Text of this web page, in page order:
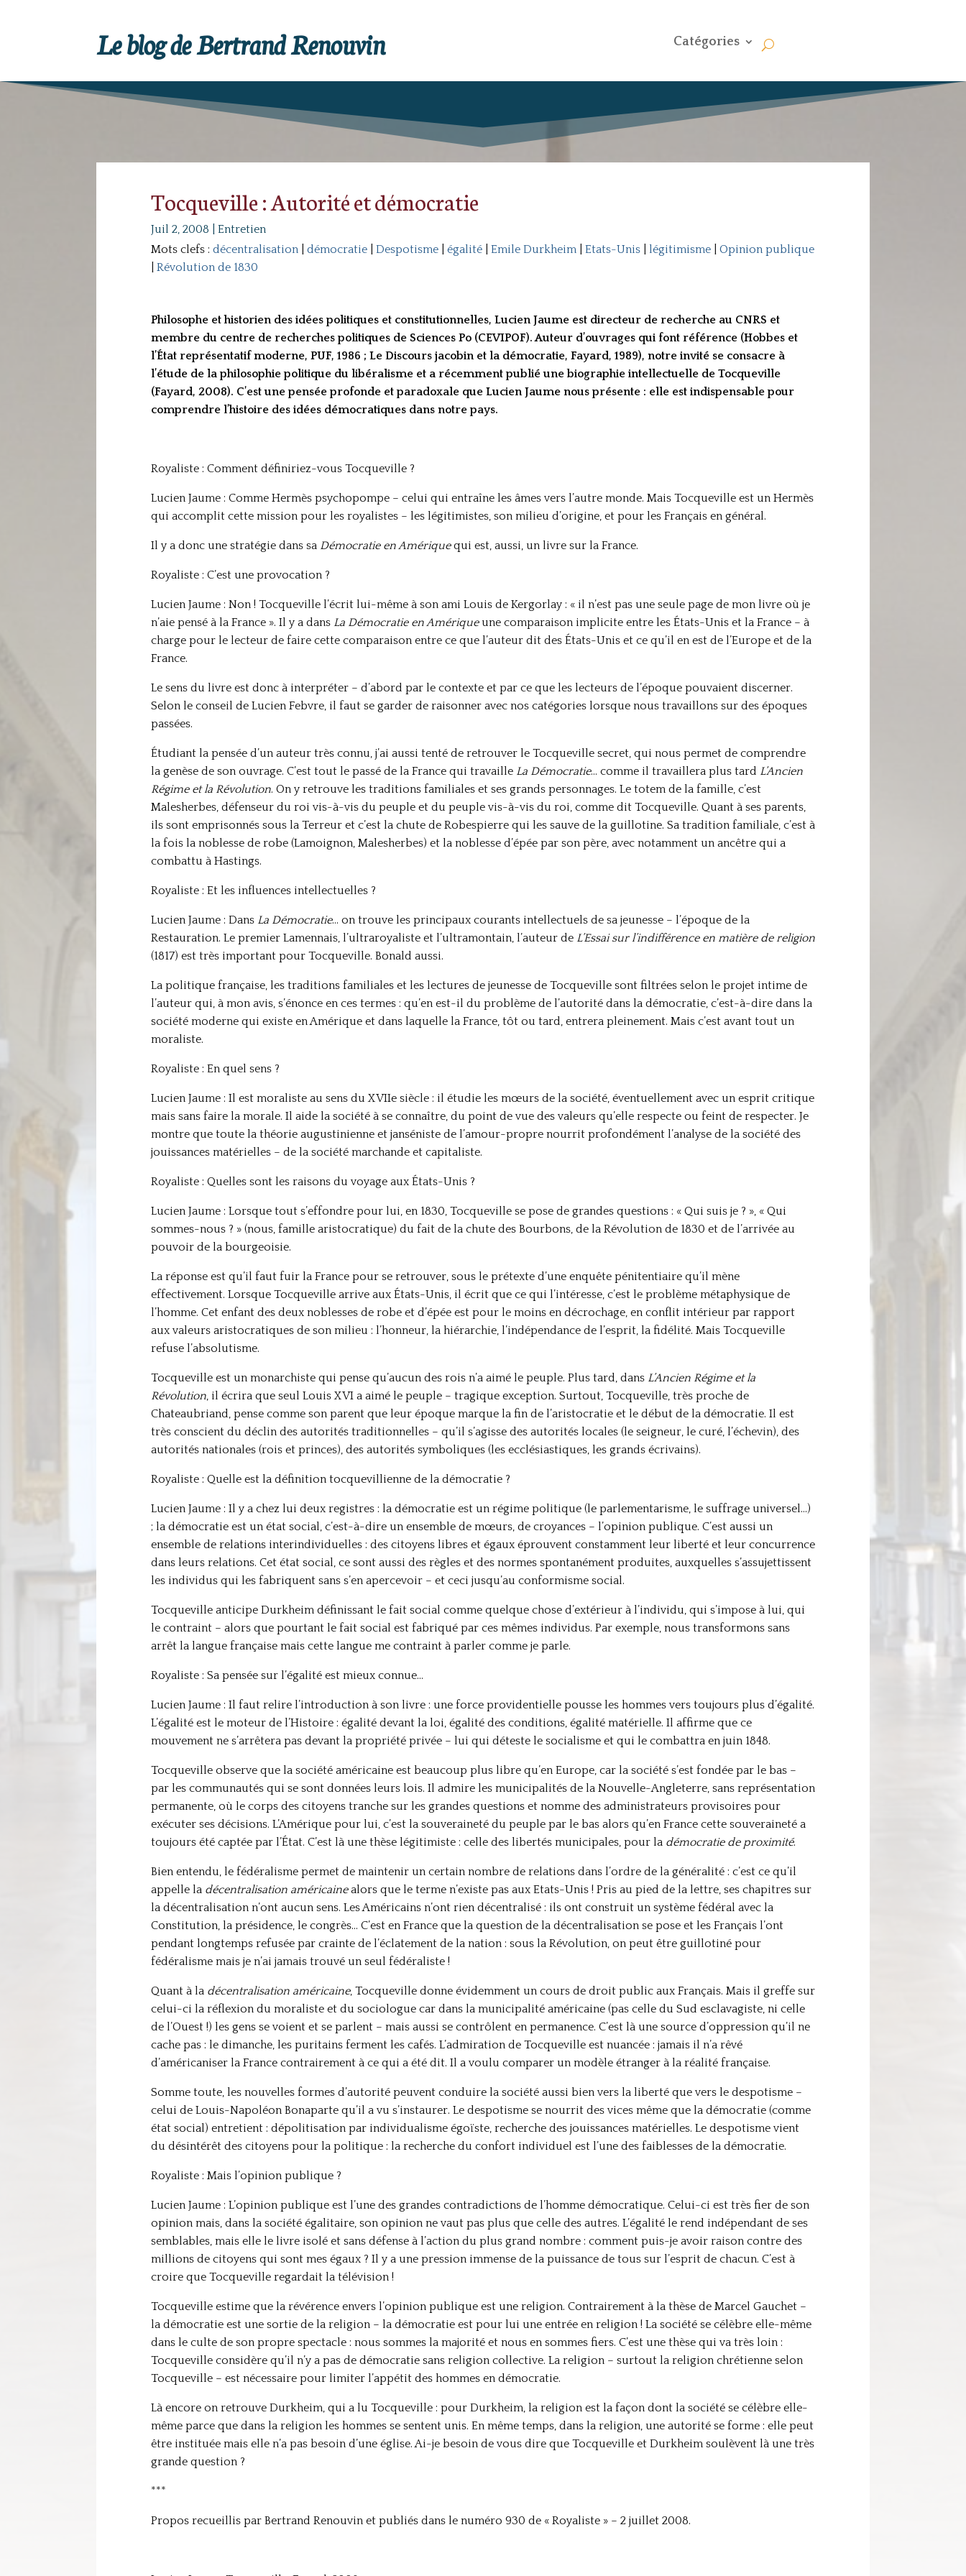
Le blog de Bertrand Renouvin Catégories
Tocqueville : Autorité et démocratie
Juil 2, 2008
Entretien
Mots clefs : décentralisation| démocratie| Despotisme| égalité| Emile Durkheim| Etats-Unis| légitimisme| Opinion publique
Révolution de 1830
Philosophe et historien des idées politiques et constitutionnelles, Lucien Jaume est directeur de recherche au CNRS et
membre du centre de recherches politiques de Sciences Po (CEVIPOF). Auteur d’ouvrages qui font référence (Hobbes et
l’État représentatif moderne, PUF, 1986 ; Le Discours jacobin et la démocratie, Fayard, 1989), notre invité se consacre à
l’étude de la philosophie politique du libéralisme et a récemment publié une biographie intellectuelle de Tocqueville
(Fayard, 2008). C’est une pensée profonde et paradoxale que Lucien Jaume nous présente : elle est indispensable pour
comprendre l’histoire des idées démocratiques dans notre pays.
Royaliste : Comment définiriez-vous Tocqueville ?
Lucien Jaume : Comme Hermès psychopompe – celui qui entraîne les âmes vers l’autre monde. Mais Tocqueville est un Hermès
qui accomplit cette mission pour les royalistes – les légitimistes, son milieu d’origine, et pour les Français en général.
Il y a donc une stratégie dans sa Démocratie en Amériquequi est, aussi, un livre sur la France.
Royaliste : C’est une provocation ?
Lucien Jaume : Non ! Tocqueville l’écrit lui-même à son ami Louis de Kergorlay : « il n’est pas une seule page de mon livre où je
n’aie pensé à la France ». Il y a dans La Démocratie en Amériqueune comparaison implicite entre les États-Unis et la France – à
charge pour le lecteur de faire cette comparaison entre ce que l’auteur dit des États-Unis et ce qu’il en est de l’Europe et de la
France.
Le sens du livre est donc à interpréter – d’abord par le contexte et par ce que les lecteurs de l’époque pouvaient discerner.
Selon le conseil de Lucien Febvre, il faut se garder de raisonner avec nos catégories lorsque nous travaillons sur des époques
passées.
Étudiant la pensée d’un auteur très connu, j’ai aussi tenté de retrouver le Tocqueville secret, qui nous permet de comprendre
la genèse de son ouvrage. C’est tout le passé de la France qui travaille La Démocratie… comme il travaillera plus tard L’Ancien
Régime et la Révolution. On y retrouve les traditions familiales et ses grands personnages. Le totem de la famille, c’est
Malesherbes, défenseur du roi vis-à-vis du peuple et du peuple vis-à-vis du roi, comme dit Tocqueville. Quant à ses parents,
ils sont emprisonnés sous la Terreur et c’est la chute de Robespierre qui les sauve de la guillotine. Sa tradition familiale, c’est à
la fois la noblesse de robe (Lamoignon, Malesherbes) et la noblesse d’épée par son père, avec notamment un ancêtre qui a
combattu à Hastings.
Royaliste : Et les influences intellectuelles ?
Lucien Jaume : Dans La Démocratie… on trouve les principaux courants intellectuels de sa jeunesse – l’époque de la
Restauration. Le premier Lamennais, l’ultraroyaliste et l’ultramontain, l’auteur de L’Essai sur l’indifférence en matière de religion
(1817) est très important pour Tocqueville. Bonald aussi.
La politique française, les traditions familiales et les lectures de jeunesse de Tocqueville sont filtrées selon le projet intime de
l’auteur qui, à mon avis, s’énonce en ces termes : qu’en est-il du problème de l’autorité dans la démocratie, c’est-à-dire dans la
société moderne qui existe en Amérique et dans laquelle la France, tôt ou tard, entrera pleinement. Mais c’est avant tout un
moraliste.
Royaliste : En quel sens ?
Lucien Jaume : Il est moraliste au sens du XVIIe siècle : il étudie les mœurs de la société, éventuellement avec un esprit critique
mais sans faire la morale. Il aide la société à se connaître, du point de vue des valeurs qu’elle respecte ou feint de respecter. Je
montre que toute la théorie augustinienne et janséniste de l’amour-propre nourrit profondément l’analyse de la société des
jouissances matérielles – de la société marchande et capitaliste.
Royaliste : Quelles sont les raisons du voyage aux États-Unis ?
Lucien Jaume : Lorsque tout s’effondre pour lui, en 1830, Tocqueville se pose de grandes questions : « Qui suis je ? », « Qui
sommes-nous ? » (nous, famille aristocratique) du fait de la chute des Bourbons, de la Révolution de 1830 et de l’arrivée au
pouvoir de la bourgeoisie.
La réponse est qu’il faut fuir la France pour se retrouver, sous le prétexte d’une enquête pénitentiaire qu’il mène
effectivement. Lorsque Tocqueville arrive aux États-Unis, il écrit que ce qui l’intéresse, c’est le problème métaphysique de
l’homme. Cet enfant des deux noblesses de robe et d’épée est pour le moins en décrochage, en conflit intérieur par rapport
aux valeurs aristocratiques de son milieu : l’honneur, la hiérarchie, l’indépendance de l’esprit, la fidélité. Mais Tocqueville
refuse l’absolutisme.
Tocqueville est un monarchiste qui pense qu’aucun des rois n’a aimé le peuple. Plus tard, dans L’Ancien Régime et la
Révolution, il écrira que seul Louis XVI a aimé le peuple – tragique exception. Surtout, Tocqueville, très proche de
Chateaubriand, pense comme son parent que leur époque marque la fin de l’aristocratie et le début de la démocratie. Il est
très conscient du déclin des autorités traditionnelles – qu’il s’agisse des autorités locales (le seigneur, le curé, l’échevin), des
autorités nationales (rois et princes), des autorités symboliques (les ecclésiastiques, les grands écrivains).
Royaliste : Quelle est la définition tocquevillienne de la démocratie ?
Lucien Jaume : Il y a chez lui deux registres : la démocratie est un régime politique (le parlementarisme, le suffrage universel…)
; la démocratie est un état social, c’est-à-dire un ensemble de mœurs, de croyances – l’opinion publique. C’est aussi un
ensemble de relations interindividuelles : des citoyens libres et égaux éprouvent constamment leur liberté et leur concurrence
dans leurs relations. Cet état social, ce sont aussi des règles et des normes spontanément produites, auxquelles s’assujettissent
les individus qui les fabriquent sans s’en apercevoir – et ceci jusqu’au conformisme social.
Tocqueville anticipe Durkheim définissant le fait social comme quelque chose d’extérieur à l’individu, qui s’impose à lui, qui
le contraint – alors que pourtant le fait social est fabriqué par ces mêmes individus. Par exemple, nous transformons sans
arrêt la langue française mais cette langue me contraint à parler comme je parle.
Royaliste : Sa pensée sur l’égalité est mieux connue…
Lucien Jaume : Il faut relire l’introduction à son livre : une force providentielle pousse les hommes vers toujours plus d’égalité.
L’égalité est le moteur de l’Histoire : égalité devant la loi, égalité des conditions, égalité matérielle. Il affirme que ce
mouvement ne s’arrêtera pas devant la propriété privée – lui qui déteste le socialisme et qui le combattra en juin 1848.
Tocqueville observe que la société américaine est beaucoup plus libre qu’en Europe, car la société s’est fondée par le bas –
par les communautés qui se sont données leurs lois. Il admire les municipalités de la Nouvelle-Angleterre, sans représentation
permanente, où le corps des citoyens tranche sur les grandes questions et nomme des administrateurs provisoires pour
exécuter ses décisions. L’Amérique pour lui, c’est la souveraineté du peuple par le bas alors qu’en France cette souveraineté a
toujours été captée par l’État. C’est là une thèse légitimiste : celle des libertés municipales, pour la démocratie de proximité.
Bien entendu, le fédéralisme permet de maintenir un certain nombre de relations dans l’ordre de la généralité : c’est ce qu’il
appelle la décentralisation américainealors que le terme n’existe pas aux Etats-Unis ! Pris au pied de la lettre, ses chapitres sur
la décentralisation n’ont aucun sens. Les Américains n’ont rien décentralisé : ils ont construit un système fédéral avec la
Constitution, la présidence, le congrès… C’est en France que la question de la décentralisation se pose et les Français l’ont
pendant longtemps refusée par crainte de l’éclatement de la nation : sous la Révolution, on peut être guillotiné pour
fédéralisme mais je n’ai jamais trouvé un seul fédéraliste !
Quant à la décentralisation américaine, Tocqueville donne évidemment un cours de droit public aux Français. Mais il greffe sur
celui-ci la réflexion du moraliste et du sociologue car dans la municipalité américaine (pas celle du Sud esclavagiste, ni celle
de l’Ouest !) les gens se voient et se parlent – mais aussi se contrôlent en permanence. C’est là une source d’oppression qu’il ne
cache pas : le dimanche, les puritains ferment les cafés. L’admiration de Tocqueville est nuancée : jamais il n’a rêvé
d’américaniser la France contrairement à ce qui a été dit. Il a voulu comparer un modèle étranger à la réalité française.
Somme toute, les nouvelles formes d’autorité peuvent conduire la société aussi bien vers la liberté que vers le despotisme –
celui de Louis-Napoléon Bonaparte qu’il a vu s’instaurer. Le despotisme se nourrit des vices même que la démocratie (comme
état social) entretient : dépolitisation par individualisme égoïste, recherche des jouissances matérielles. Le despotisme vient
du désintérêt des citoyens pour la politique : la recherche du confort individuel est l’une des faiblesses de la démocratie.
Royaliste : Mais l’opinion publique ?
Lucien Jaume : L’opinion publique est l’une des grandes contradictions de l’homme démocratique. Celui-ci est très fier de son
opinion mais, dans la société égalitaire, son opinion ne vaut pas plus que celle des autres. L’égalité le rend indépendant de ses
semblables, mais elle le livre isolé et sans défense à l’action du plus grand nombre : comment puis-je avoir raison contre des
millions de citoyens qui sont mes égaux ? Il y a une pression immense de la puissance de tous sur l’esprit de chacun. C’est à
croire que Tocqueville regardait la télévision !
Tocqueville estime que la révérence envers l’opinion publique est une religion. Contrairement à la thèse de Marcel Gauchet –
la démocratie est une sortie de la religion – la démocratie est pour lui une entrée en religion ! La société se célèbre elle-même
dans le culte de son propre spectacle : nous sommes la majorité et nous en sommes fiers. C’est une thèse qui va très loin :
Tocqueville considère qu’il n’y a pas de démocratie sans religion collective. La religion – surtout la religion chrétienne selon
Tocqueville – est nécessaire pour limiter l’appétit des hommes en démocratie.
Là encore on retrouve Durkheim, qui a lu Tocqueville : pour Durkheim, la religion est la façon dont la société se célèbre elle-
même parce que dans la religion les hommes se sentent unis. En même temps, dans la religion, une autorité se forme : elle peut
être instituée mais elle n’a pas besoin d’une église. Ai-je besoin de vous dire que Tocqueville et Durkheim soulèvent là une très
grande question ?
***
Propos recueillis par Bertrand Renouvin et publiés dans le numéro 930 de « Royaliste » – 2 juillet 2008.